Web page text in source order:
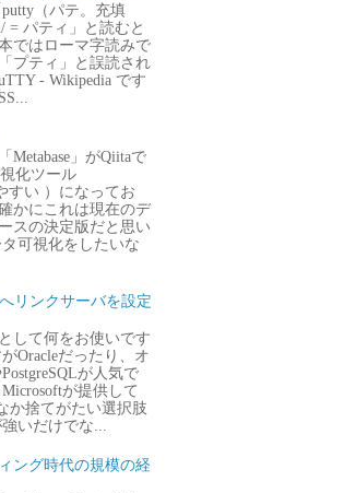
（パテ。充填
= パティ」と読むと
ではローマ字読みで
プティ」と誤読され
- Wikipedia です
Metabase」がQiitaで
化ツール
すい ）になってお
かにこれは現在のデ
スの決定版だと思い
可視化をしたいな
リンクサーバを設定
して何をお使いです
Oracleだったり、オ
が人気で
が提供して
か捨てがたい選択肢
いだけでな...
ング時代の規模の経